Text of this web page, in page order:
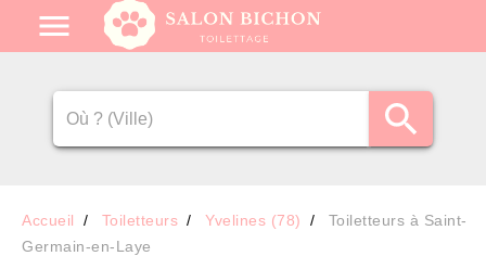
Accueil Toiletteurs Yvelines (78)
Toiletteurs à Saint-
Germain-en-Laye